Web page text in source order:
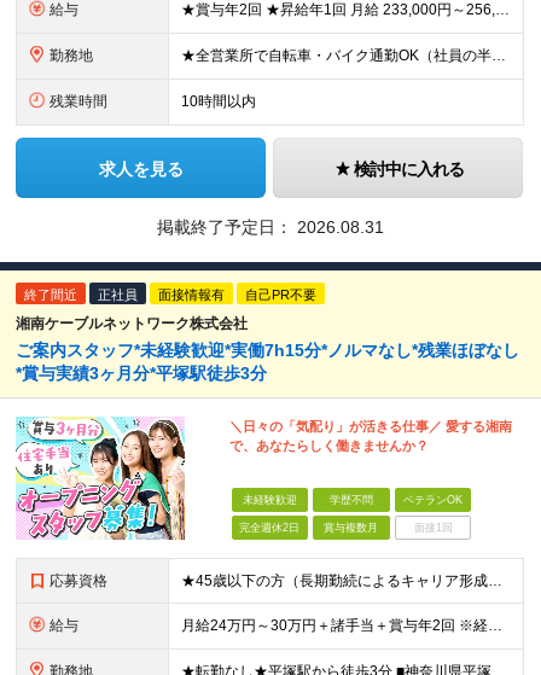
給与 ★賞与年2回 ★昇給年1回 月給 233,000円～256,000円 +（各種手当）+（賞与年2回） ※経験、能力等を考慮の上、決定！月収30万円以上も可能です ※経験者の方は優遇します ※3ヶ月の
勤務地 ★全営業所で自転車・バイク通勤OK（社員の半数がバイクで通勤） 【目黒営業所】 東京都目黒区目黒1-24-2 【五反田営業所】 東京都品川区大崎5-1-2 【中野営業所 新宿スタンド】 東京都中
残業時間 10時間以内
求人を見る 検討中に入れる
掲載終了予定日： 2026.08.31
終了間近 正社員 面接情報有 自己PR不要
湘南ケーブルネットワーク株式会社
ご案内スタッフ*未経験歓迎*実働7h15分*ノルマなし*残業ほぼなし
*賞与実績3ヶ月分*平塚駅徒歩3分
＼日々の「気配り」が活きる仕事／ 愛する湘南
で、あなたらしく働きませんか？
未経験歓迎 学歴不問 ベテランOK
完全週休2日 賞与複数月 面接1回
応募資格 ★45歳以下の方（長期勤続によるキャリア形成のため） ★完全未経験の方、大歓迎！ ■未経験、ブランクのある方の社会復帰も応援します ※学歴不問 ＼こんな方にピッタリの職場です！／ ◎日常的にスマー
給与 月給24万円～30万円＋諸手当＋賞与年2回 ※経験やスキルを最大限考慮して給与を決定 ※試用期間3ヶ月（その間の待遇に差異はありません） ※月給額は経験・スキルを考慮の上、決定します。 ※残業代は退
勤務地 ★転勤なし★平塚駅から徒歩3分 ■神奈川県平塚市宝町3-1 平塚MNビル1階 ＜平塚ってどんな街？7つの魅力をご紹介します＞ ■海まで徒歩圏内で、湘南の潮風を感じながら過ごせる ■目の前の駅ビル「ラ